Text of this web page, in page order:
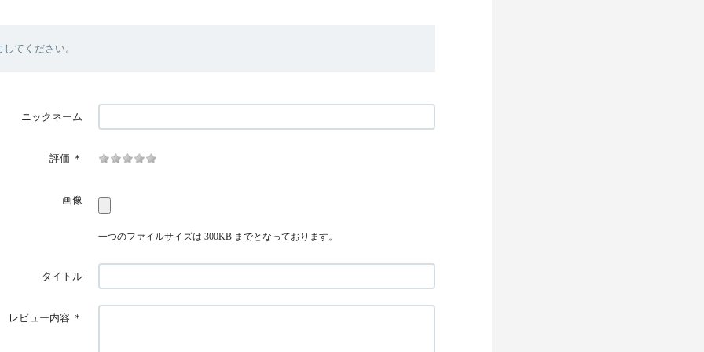
てください。
ニックネーム
評価 ＊
画像
一つのファイルサイズは 300KB までとなっております。
タイトル
レビュー内容 ＊